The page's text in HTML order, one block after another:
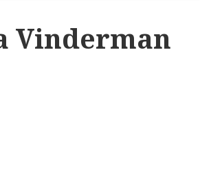
Vinderman